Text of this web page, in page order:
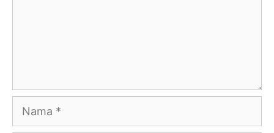
Nama